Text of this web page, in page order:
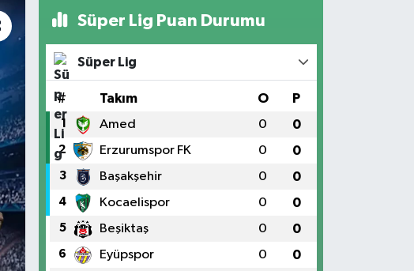
Süper Lig Puan Durumu
Süper Lig
# Takım O P
1 Amed 0 0
2 Erzurumspor FK 0 0
3 Başakşehir 0 0
4 Kocaelispor 0 0
5 Beşiktaş 0 0
6 Eyüpspor 0 0